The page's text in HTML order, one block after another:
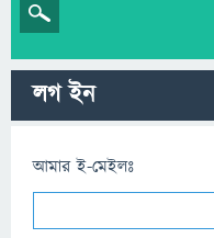
লগ ইন
আমার ই-মেইলঃ